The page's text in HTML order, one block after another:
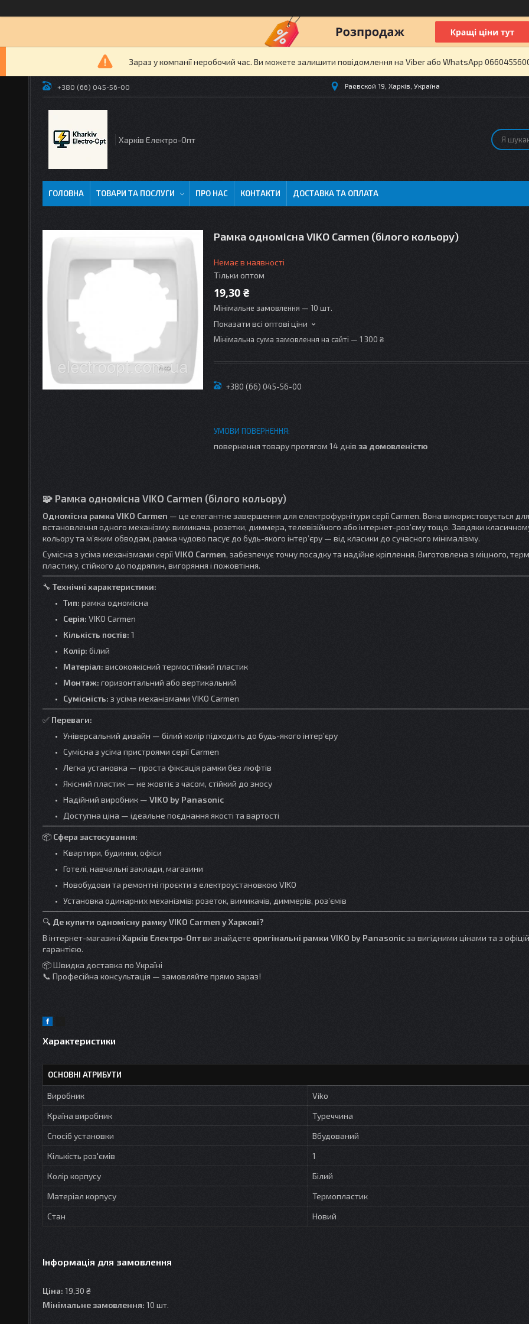
Зараз у компанії неробочий час. Ви можете залишити повідомлення на Viber або WhatsApp
+380 (66) 045-56-00 Раевской 19, Харків, Україна
Харків Електро-Опт
ГОЛОВНА ТОВАРИ ТА ПОСЛУГИ ПРО НАС КОНТАКТИ ДОСТАВКА ТА ОПЛАТА
Рамка одномісна VIKO Carmen (білого кольору)
Немає в наявності
Тільки оптом
19,30 ₴
Мінімальне замовлення — 10 шт.
Показати всі оптові ціни
Мінімальна сума замовлення на сайті — 1 300 ₴
+380 (66) 045-56-00
повернення товару протягом 14 днів за домовленістю
🧩 Рамка одномісна VIKO Carmen (білого кольору)
Одномісна рамка VIKO Carmen — це елегантне завершення для електрофурнітури серії Carmen. Вона використовується для
встановлення одного механізму: вимикача, розетки, диммера, телевізійного або інтернет-роз’єму тощо. Завдяки
кольору та м’яким обводам, рамка чудово пасує до будь-якого інтер’єру — від класики до сучасного мінімалізму.
Сумісна з усіма механізмами серіїVIKO Carmen, забезпечує точну посадку та надійне кріплення. Виготовлена з міцного,
пластику, стійкого до подряпин, вигоряння і пожовтіння.
🔧 Технічні характеристики:
Тип: рамка одномісна
Серія: VIKO Carmen
Кількість постів: 1
Колір: білий
Матеріал: високоякісний термостійкий пластик
Монтаж: горизонтальний або вертикальний
Сумісність: з усіма механізмами VIKO Carmen
✅ Переваги:
Універсальний дизайн — білий колір підходить до будь-якого інтер’єру
Сумісна з усіма пристроями серії Carmen
Легка установка — проста фіксація рамки без люфтів
Якісний пластик — не жовтіє з часом, стійкий до зносу
Надійний виробник — VIKO by Panasonic
Доступна ціна — ідеальне поєднання якості та вартості
📦 Сфера застосування:
Квартири, будинки, офіси
Готелі, навчальні заклади, магазини
Новобудови та ремонтні проєкти з електроустановкою VIKO
Установка одинарних механізмів: розеток, вимикачів, диммерів, роз’ємів
🔍 Де купити одномісну рамку VIKO Carmen у Харкові?
В інтернет-магазині Харків Електро-Оптви знайдете оригінальні рамки VIKO by Panasonicза вигідними цінами та з
гарантією.
📦 Швидка доставка по Україні
📞 Професійна консультація — замовляйте прямо зараз!
Характеристики
ОСНОВНІ АТРИБУТИ
Виробник
Viko
Країна виробник
Туреччина
Спосіб установки
Вбудований
Кількість роз'ємів
1
Колір корпусу
Білий
Матеріал корпусу
Термопластик
Стан
Новий
Інформація для замовлення
Ціна: 19,30 ₴
Мінімальне замовлення: 10 шт.